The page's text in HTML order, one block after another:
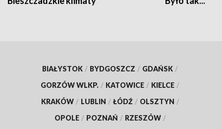
BIAŁYSTOK / BYDGOSZCZ / GDAŃSK /
GORZÓW WLKP. / KATOWICE / KIELCE /
KRAKÓW / LUBLIN / ŁÓDŹ / OLSZTYN /
OPOLE / POZNAŃ / RZESZÓW /